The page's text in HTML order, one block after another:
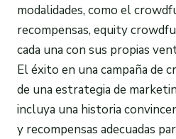
modalidades, como el
recompensas, equity
cada una con sus propias
El éxito en una campaña de
de una estrategia de
incluya una historia
y recompensas adecuadas